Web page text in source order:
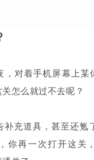
，对着手机屏幕上某
怎么就过不去呢？
补充道具，甚至还氪
你再一次打开这关